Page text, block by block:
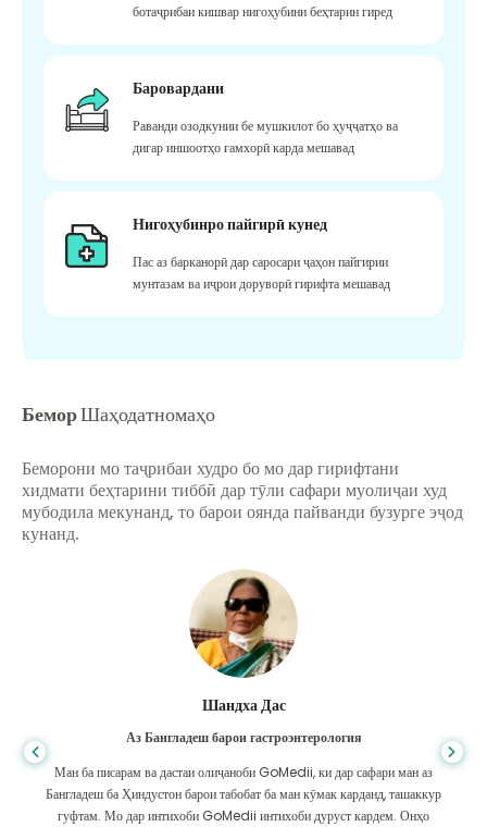
ботаҷрибаи кишвар нигоҳубини беҳтарин гиред
Баровардани
Раванди озодкунии бе мушкилот бо ҳуҷҷатҳо ва
дигар иншоотҳо ғамхорӣ карда мешавад
Нигоҳубинро пайгирӣ кунед
Пас аз барканорӣ дар саросари ҷаҳон пайгирии
мунтазам ва иҷрои доруворӣ гирифта мешавад
БеморШаҳодатномаҳо
Беморони мо таҷрибаи худро бо мо дар гирифтани
хидмати беҳтарини тиббӣ дар тӯли сафари муолиҷаи худ
мубодила мекунанд, то барои оянда пайванди бузурге эҷод
кунанд.
Шандха Дас
Аз Бангладеш барои гастроэнтерология
Ман ба писарам ва дастаи олиҷаноби GoMedii, ки дар сафари ман аз
Бангладеш ба Ҳиндустон барои табобат ба ман кӯмак карданд, ташаккур
гуфтам. Мо дар интихоби GoMedii интихоби дуруст кардем. Онҳо